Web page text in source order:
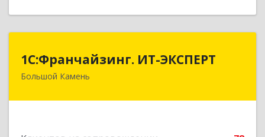
1С:Франчайзинг. ИТ-ЭКСПЕРТ
Большой Камень
1С:Франчайзинг. ИТ-ЭКСПЕРТ
692806, Приморский край, Большой Камень г,